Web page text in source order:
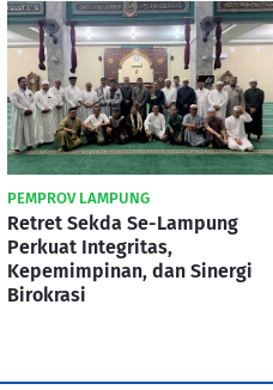
PEMPROV LAMPUNG
Retret Sekda Se-Lampung
Perkuat Integritas,
Kepemimpinan, dan Sinergi
Birokrasi